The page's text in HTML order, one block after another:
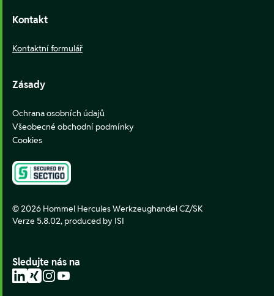
Kontakt
Kontaktní formulář
Zásady
Ochrana osobních údajů
Všeobecné obchodní podmínky
Cookies
© 2026 Hommel Hercules Werkzeughandel CZ/SK
Verze 5.8.02, produced by ISI
Sledujte nás na
LinkedIn
XingInstagram
YouTube